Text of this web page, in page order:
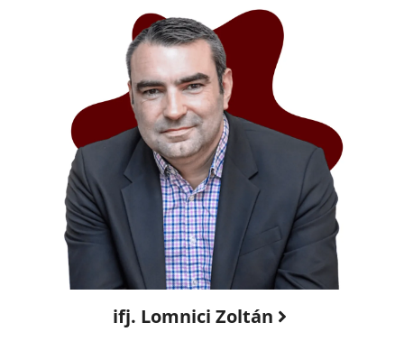
ifj. Lomnici Zoltán